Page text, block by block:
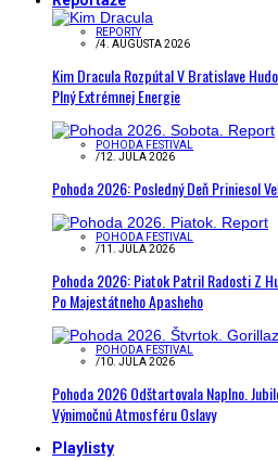
REPORTY
/4. AUGUSTA 2026
Kim Dracula Rozpútal V Bratislave
Plný Extrémnej Energie
POHODA FESTIVAL
/12. JÚLA 2026
Pohoda 2026: Posledný Deň Priniesol
POHODA FESTIVAL
/11. JÚLA 2026
Pohoda 2026: Piatok Patril Radosti Z
Po Majestátneho Apasheho
POHODA FESTIVAL
/10. JÚLA 2026
Pohoda 2026 Odštartovala Naplno.
Výnimočnú Atmosféru Oslavy
Playlisty